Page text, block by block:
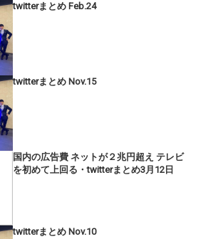
twitterまとめ Feb.24
twitterまとめ Nov.15
国内の広告費 ネットが２兆円超え テレビ
を初めて上回る・twitterまとめ3月12日
twitterまとめ Nov.10